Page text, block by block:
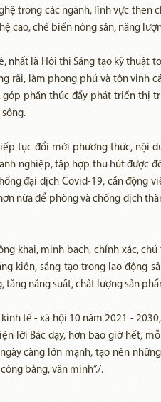
trong các ngành, lĩnh vực then
cao, chế biến nông sản, năng
nhất là Hội thi Sáng tạo kỹ thuật
rãi, làm phong phú và tôn vinh
phần thúc đẩy phát triển thị
tục đổi mới phương thức, nội
nghiệp, tập hợp thu hút được
đại dịch Covid-19, cần động
nữa để phòng và chống dịch
khai, minh bạch, chính xác,
kiến, sáng tạo trong lao động
tăng năng suất, chất lượng sản
tế - xã hội 10 năm 2021 -
lời Bác dạy, hơn bao giờ hết,
càng lớn mạnh, tạo nên
bằng, văn minh”./.